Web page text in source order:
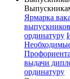
Ярмарка
выпускников
ординатуру
выдачи
ординатуру